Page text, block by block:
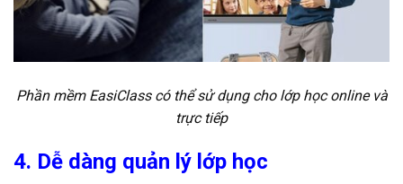
Phần mềm EasiClass có thể sử dụng cho lớp học online và
trực tiếp
4. Dễ dàng quản lý lớp học